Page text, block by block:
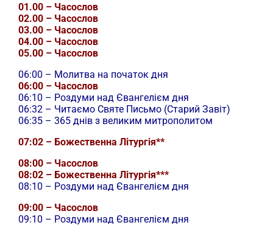
01.00 – Часослов
02.00 – Часослов
03.00 – Часослов
04.00 – Часослов
05.00 – Часослов
06:00 – Молитва на початок дня
06:00 – Часослов
06:10 – Роздуми над Євангелієм дня
06:32 – Читаємо Святе Письмо (Старий Завіт)
06:35 – 365 днів з великим митрополитом
07:02 – Божественна Літургія**
08:00 – Часослов
08:02 – Божественна Літургія***
08:10 – Роздуми над Євангелієм дня
09:00 – Часослов
09:10 – Роздуми над Євангелієм дня